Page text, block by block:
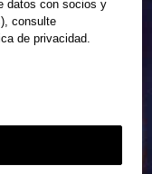
datos con socios y
consulte
de privacidad.